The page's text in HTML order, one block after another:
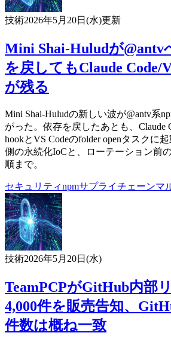
技術2026年5月20日(水)更新
Mini Shai-Huludが@antv
を戻してもClaude Code/
が残る
Mini Shai-Huludの新しい波が@antv系
がった。依存を戻したあとも、Claude
hookとVS Codeのfolder openタスクに
側の永続化IoCと、ローテーション前
順まで。
セキュリティnpmサプライチェーンマ
技術2026年5月20日(水)
TeamPCPがGitHub内部
4,000件を販売告知、
件数は概ね一致